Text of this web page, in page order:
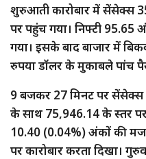
शुरुआती कारोबार में सेंसेक्स
पर पहुंच गया। निफ्टी
गया। इसके बाद बाजार में
रुपया डॉलर के मुकाबले पांच
9 बजकर 27 मिनट पर
के साथ 75,946.14 के स्तर
10.40 (0.04%) अंकों की
पर कारोबार करता दिखा।